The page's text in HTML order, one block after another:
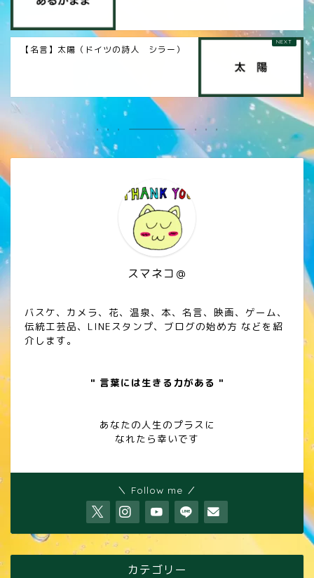
【名言】太陽（ドイツの詩人 シラー）
スマネコ＠
バスケ、カメラ、花、温泉、本、名言、映画、ゲーム、
伝統工芸品、LINEスタンプ、ブログの始め方 などを紹
介します。
" 言葉には生きる力がある "
あなたの人生のプラスに
なれたら幸いです
＼ Follow me ／
カテゴリー